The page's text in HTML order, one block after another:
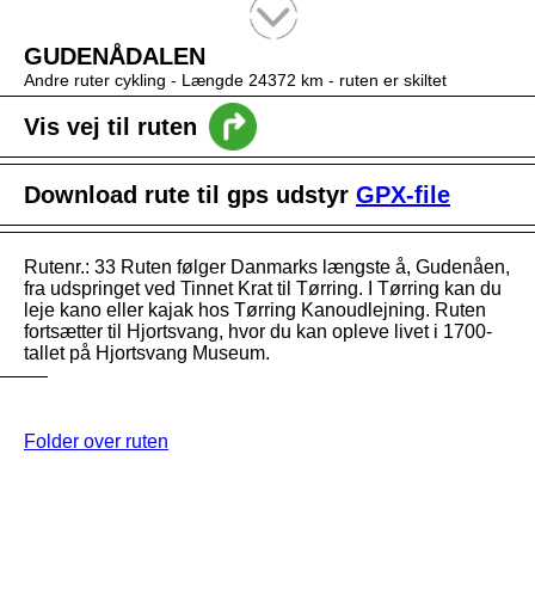
GUDENÅDALEN
Andre ruter cykling - Længde 24372 km - ruten er skiltet
Vis vej til ruten
Download rute til gps udstyr GPX-file
Rutenr.: 33 Ruten følger Danmarks længste å, Gudenåen,
fra udspringet ved Tinnet Krat til Tørring. I Tørring kan du
leje kano eller kajak hos Tørring Kanoudlejning. Ruten
fortsætter til Hjortsvang, hvor du kan opleve livet i 1700-
tallet på Hjortsvang Museum.
Folder over ruten